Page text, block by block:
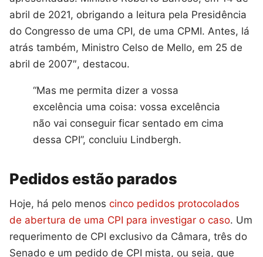
abril de 2021, obrigando a leitura pela Presidência
do Congresso de uma CPI, de uma CPMI. Antes, lá
atrás também, Ministro Celso de Mello, em 25 de
abril de 2007″, destacou.
“Mas me permita dizer a vossa
excelência uma coisa: vossa excelência
não vai conseguir ficar sentado em cima
dessa CPI”, concluiu Lindbergh.
Pedidos estão parados
Hoje, há pelo menos cinco pedidos protocolados
de abertura de uma CPI para investigar o caso. Um
requerimento de CPI exclusivo da Câmara, três do
Senado e um pedido de CPI mista, ou seja, que